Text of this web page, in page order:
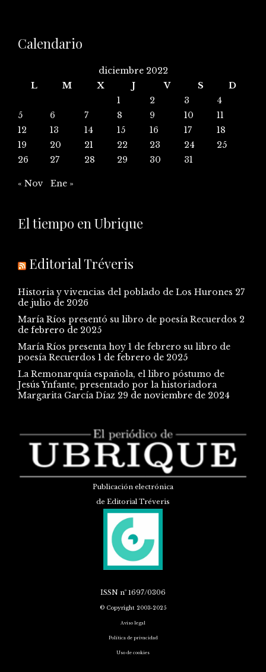
Calendario
diciembre 2022
L
M X J V S
D
1
2 3
4
5
6 7 8 9 10
11
12
13 14 15 16 17
18
19
20 21 22 23 24
25
26
27 28 29 30 31
« Nov Ene »
El tiempo en Ubrique
Editorial Tréveris
Historia y vivencias del poblado de Los Hurones 27
de julio de 2026
María Ríos presentó su libro de poesía Recuerdos 2
de febrero de 2025
María Ríos presenta hoy 1 de febrero su libro de
poesía Recuerdos 1 de febrero de 2025
La Remonarquía española, el libro póstumo de
Jesús Ynfante, presentado por la historiadora
Margarita García Díaz 29 de noviembre de 2024
Publicación electrónica
de Editorial Tréveris
ISSN nº 1697/0306
© Copyright 2003-2025
Aviso legal
Política de privacidad
Uso de cookies